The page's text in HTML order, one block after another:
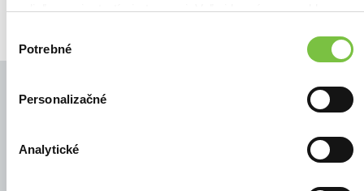
zdieľame aj s tretími stranami. Veľmi by nám pomohlo,
súhlasu
Potrebné
Personalizačné
Analytické